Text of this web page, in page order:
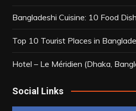
Bangladeshi Cuisine: 10 Food
Top 10 Tourist Places in
Hotel – Le Méridien (Dhaka,
Social Links